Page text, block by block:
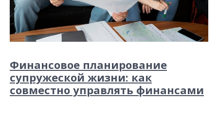
Финансовое планирование
супружеской жизни: как
совместно управлять финансами